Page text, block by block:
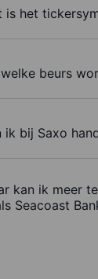
is het
beurs
ik bij Saxo
kan ik meer
Seacoast